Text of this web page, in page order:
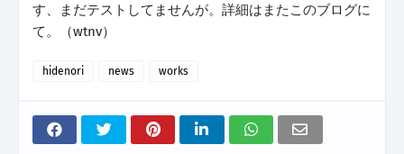
す、まだテストしてませんが。詳細はまたこのブログに
て。（wtnv）
hidenori news works